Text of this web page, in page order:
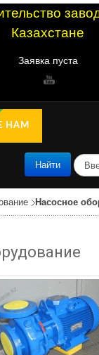
Казахстане
Заявка пуста
НАМ
Найти
п
о
и
с
к
Насосное